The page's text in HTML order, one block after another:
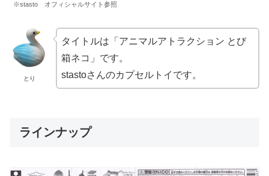
※stasto オフィシャルサイト参照
とり
タイトルは「アニマルアトラクション とび
箱ネコ」です。
stastoさんのカプセルトイです。
ラインナップ